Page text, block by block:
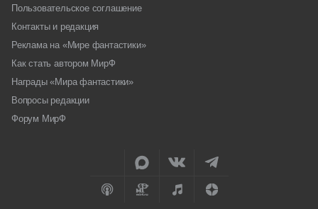
Пользовательское соглашение
Контакты и редакция
Реклама на «Мире фантастики»
Как стать автором МирФ
Награды «Мира фантастики»
Вопросы редакции
Форум МирФ